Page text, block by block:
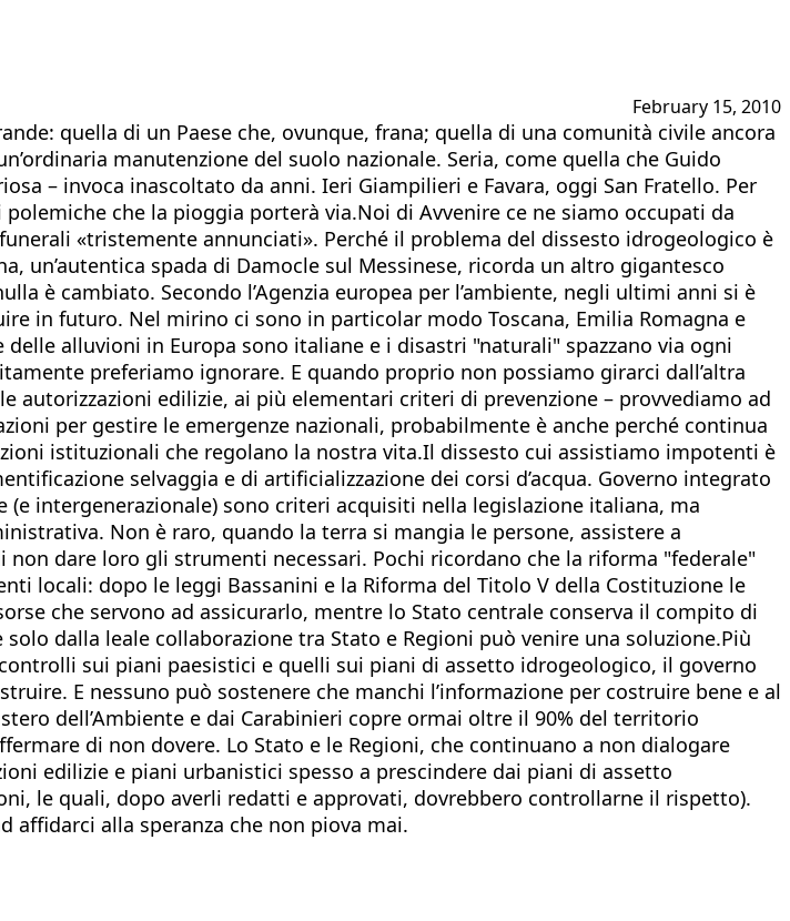
February 15, 2010
quella di un Paese che, ovunque, frana; quella di una comunità civile ancora
manutenzione del suolo nazionale. Seria, come quella che Guido
– invoca inascoltato da anni. Ieri Giampilieri e Favara, oggi San Fratello. Per
che la pioggia porterà via.Noi di Avvenire ce ne siamo occupati da
«tristemente annunciati». Perché il problema del dissesto idrogeologico è
un’autentica spada di Damocle sul Messinese, ricorda un altro gigantesco
è cambiato. Secondo l’Agenzia europea per l’ambiente, negli ultimi anni si è
in futuro. Nel mirino ci sono in particolar modo Toscana, Emilia Romagna e
alluvioni in Europa sono italiane e i disastri "naturali" spazzano via ogni
preferiamo ignorare. E quando proprio non possiamo girarci dall’altra
autorizzazioni edilizie, ai più elementari criteri di prevenzione – provvediamo ad
per gestire le emergenze nazionali, probabilmente è anche perché continua
istituzionali che regolano la nostra vita.Il dissesto cui assistiamo impotenti è
selvaggia e di artificializzazione dei corsi d’acqua. Governo integrato
intergenerazionale) sono criteri acquisiti nella legislazione italiana, ma
Non è raro, quando la terra si mangia le persone, assistere a
dare loro gli strumenti necessari. Pochi ricordano che la riforma "federale"
locali: dopo le leggi Bassanini e la Riforma del Titolo V della Costituzione le
che servono ad assicurarlo, mentre lo Stato centrale conserva il compito di
dalla leale collaborazione tra Stato e Regioni può venire una soluzione.Più
sui piani paesistici e quelli sui piani di assetto idrogeologico, il governo
E nessuno può sostenere che manchi l’informazione per costruire bene e al
dell’Ambiente e dai Carabinieri copre ormai oltre il 90% del territorio
di non dovere. Lo Stato e le Regioni, che continuano a non dialogare
edilizie e piani urbanistici spesso a prescindere dai piani di assetto
le quali, dopo averli redatti e approvati, dovrebbero controllarne il rispetto).
affidarci alla speranza che non piova mai.